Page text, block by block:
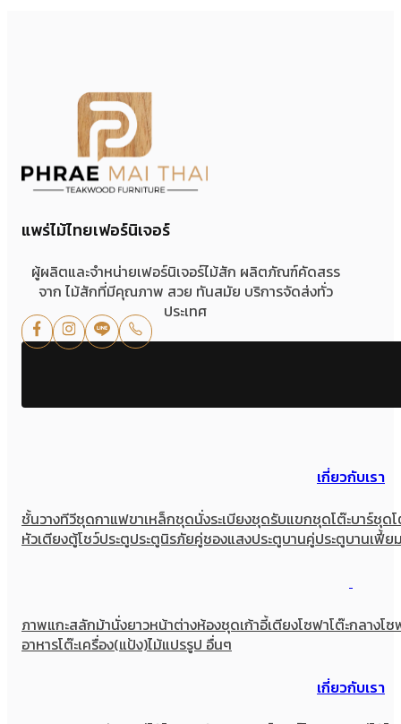
แพร่ไม้ไทยเฟอร์นิเจอร์
ผู้ผลิตและจำหน่ายเฟอร์นิเจอร์ไม้สัก ผลิตภัณฑ์คัดสรร
จาก ไม้สักที่มีคุณภาพ สวย ทันสมัย บริการจัดส่งทั่ว
ประเทศ
เกี่ยวกับเรา
ชั้นวางทีวีชุดกาแฟขาเหล็กชุดนั่งระเบียงชุดรับแขกชุดโต๊ะบาร์ชุดโ
หัวเตียงตู้โชว์ประตูประตูนิรภัยคู่ชองแสงประตูบานคู่ประตูบานเฟี้ย
ภาพแกะสลักม้านั่งยาวหน้าต่างห้องชุดเก้าอี้เตียงโซฟาโต๊ะกลางโซ
อาหารโต๊ะเครื่อง(แป้ง)ไม้แปรรูป อื่นๆ
เกี่ยวกับเรา